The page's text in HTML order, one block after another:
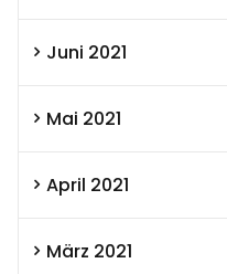
Juni 2021
Mai 2021
April 2021
März 2021